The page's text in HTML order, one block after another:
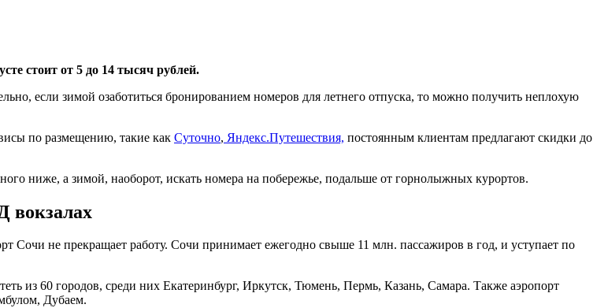
стоит от 5 до 14 тысяч рублей.
если зимой озаботиться бронированием номеров для летнего отпуска, то можно получить неплохую
по размещению, такие как Суточно, Яндекс.Путешествия, постоянным клиентам предлагают скидки до
ниже, а зимой, наоборот, искать номера на побережье, подальше от горнолыжных курортов.
вокзалах
Сочи не прекращает работу. Сочи принимает ежегодно свыше 11 млн. пассажиров в год, и уступает по
из 60 городов, среди них Екатеринбург, Иркутск, Тюмень, Пермь, Казань, Самара. Также аэропорт
Дубаем.